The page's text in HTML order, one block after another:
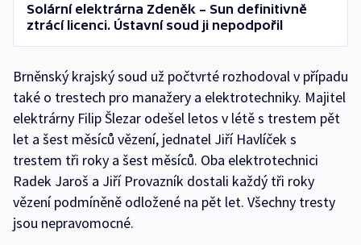
Solární elektrárna Zdeněk – Sun definitivně
ztrácí licenci. Ústavní soud ji nepodpořil
Brněnský krajský soud už počtvrté rozhodoval v případu
také o trestech pro manažery a elektrotechniky. Majitel
elektrárny Filip Šlezar odešel letos v létě s trestem pět
let a šest měsíců vězení, jednatel Jiří Havlíček s
trestem tři roky a šest měsíců. Oba elektrotechnici
Radek Jaroš a Jiří Provazník dostali každý tři roky
vězení podmíněně odložené na pět let. Všechny tresty
jsou nepravomocné.